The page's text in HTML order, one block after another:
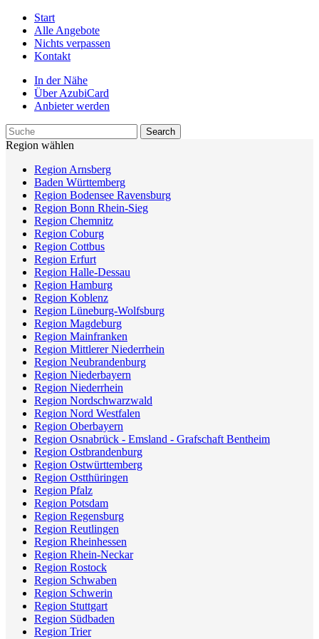
Start
Alle Angebote
Nichts verpassen
Kontakt
In der Nähe
Über AzubiCard
Anbieter werden
Region wählen
Region Arnsberg
Baden Württemberg
Region Bodensee Ravensburg
Region Bonn Rhein-Sieg
Region Chemnitz
Region Coburg
Region Cottbus
Region Erfurt
Region Halle-Dessau
Region Hamburg
Region Koblenz
Region Lüneburg-Wolfsburg
Region Magdeburg
Region Mainfranken
Region Mittlerer Niederrhein
Region Neubrandenburg
Region Niederbayern
Region Niederrhein
Region Nordschwarzwald
Region Nord Westfalen
Region Oberbayern
Region Osnabrück - Emsland - Grafschaft Bentheim
Region Ostbrandenburg
Region Ostwürttemberg
Region Ostthüringen
Region Pfalz
Region Potsdam
Region Regensburg
Region Reutlingen
Region Rheinhessen
Region Rhein-Neckar
Region Rostock
Region Schwaben
Region Schwerin
Region Stuttgart
Region Südbaden
Region Trier